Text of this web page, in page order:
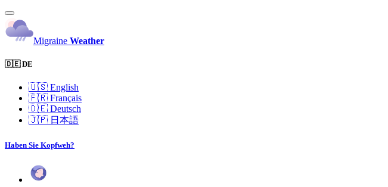
Migraine Weather
🇩🇪 DE
🇺🇸 English
🇫🇷 Français
🇩🇪 Deutsch
🇯🇵 日本語
Haben Sie Kopfweh?